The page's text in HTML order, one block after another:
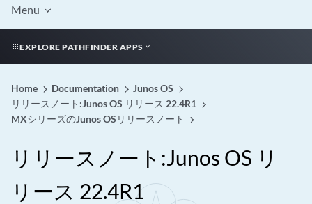
Menu
EXPLORE PATHFINDER APPS
Home Documentation
Junos OS
リリースノート:Junos OS リリース 22.4R1
MXシリーズのJunos OSリリースノート
リリースノート:Junos OS リ
リース 22.4R1